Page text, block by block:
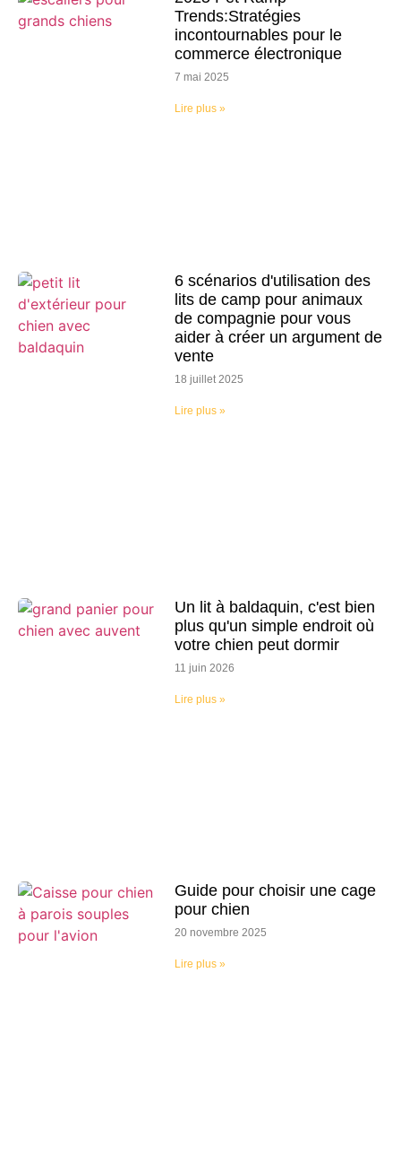
Trends:Stratégies
incontournables pour le
commerce électronique
7 mai 2025
Lire plus »
6 scénarios d'utilisation des
lits de camp pour animaux
de compagnie pour vous
aider à créer un argument de
vente
18 juillet 2025
Lire plus »
Un lit à baldaquin, c'est bien
plus qu'un simple endroit où
votre chien peut dormir
11 juin 2026
Lire plus »
Guide pour choisir une cage
pour chien
20 novembre 2025
Lire plus »